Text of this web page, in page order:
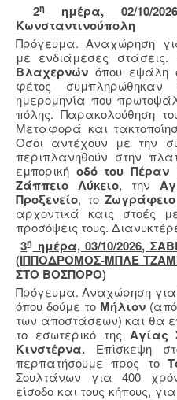
2η
ημέρα, 02/10/
Κωνσταντινούπολη
Πρόγευμα. Αναχώρηση
με ενδιάμεσες στάσεις.
Βλαχερνών όπου εψάλη
φέτος
ημερομηνία που
πόλης. Παρακολούθηση
Μεταφορά και
Οσοι αντέχουν με την
περιπλανηθούν στην
εμπορική οδό του Πέραν
Ζάππειο Λύκειο, την
Προξενείο, το Ζωγράφειο
αρχοντικά καις στοές
προσόψεις τους.
3η ημέρα, 03/10/2026,
(ΙΠΠΟΔΡΟΜΟΣ-ΜΠΛΕ
ΣΤΟ ΒΟΣΠΟΡΟ)
Πρόγευμα. Αναχώρηση
όπου δούμε το Μήλιον
των αποστάσεων) και θα
το εσωτερικό της
Κινστέρνα. Επίσκεψη
περπατήσουμε προς το
Σουλτάνων για 400
είσοδο και τους κήπους,